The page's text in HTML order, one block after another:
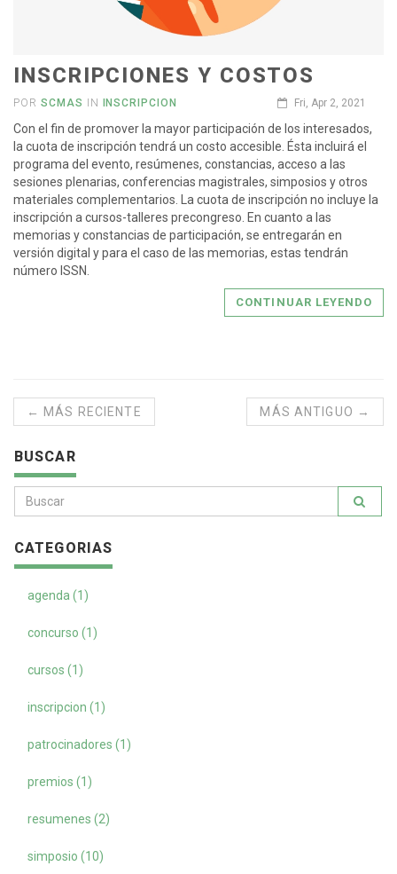
INSCRIPCIONES Y COSTOS
POR SCMAS IN INSCRIPCION Fri, Apr 2, 2021
Con el fin de promover la mayor participación de los interesados,
la cuota de inscripción tendrá un costo accesible. Ésta incluirá el
programa del evento, resúmenes, constancias, acceso a las
sesiones plenarias, conferencias magistrales, simposios y otros
materiales complementarios. La cuota de inscripción no incluye la
inscripción a cursos-talleres precongreso. En cuanto a las
memorias y constancias de participación, se entregarán en
versión digital y para el caso de las memorias, estas tendrán
número ISSN.
CONTINUAR LEYENDO
← MÁS RECIENTE MÁS ANTIGUO →
BUSCAR
CATEGORIAS
agenda (1)
concurso (1)
cursos (1)
inscripcion (1)
patrocinadores (1)
premios (1)
resumenes (2)
simposio (10)